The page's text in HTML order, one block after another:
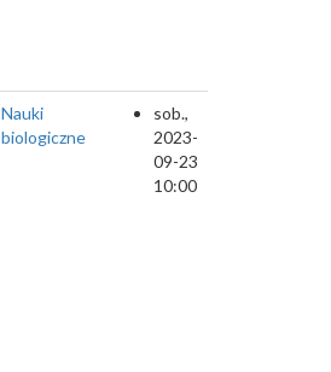
Nauki
biologiczne
sob.,
2023-
09-23
10:00